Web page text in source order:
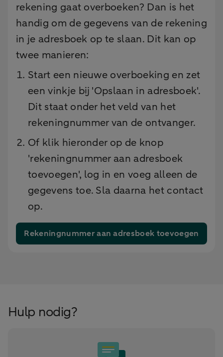
rekening gaat overboeken? Dan is het
handig om de gegevens van de rekening
in je adresboek op te slaan. Dit kan op
twee manieren:
Start een nieuwe overboeking en zet
een vinkje bij 'Opslaan in adresboek'.
Dit staat onder het veld van het
rekeningnummer van de ontvanger.
Of klik hieronder op de knop
'rekeningnummer aan adresboek
toevoegen', log in en voeg alleen de
gegevens toe. Sla daarna het contact
op.
Rekeningnummer aan adresboek toevoegen
Hulp nodig?